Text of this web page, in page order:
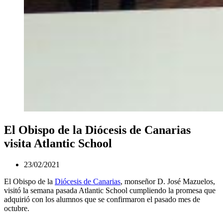
El Obispo de la Diócesis de Canarias
visita Atlantic School
23/02/2021
El Obispo de la Diócesis de Canarias, monseñor D. José Mazuelos,
visitó la semana pasada Atlantic School cumpliendo la promesa que
adquirió con los alumnos que se confirmaron el pasado mes de
octubre.